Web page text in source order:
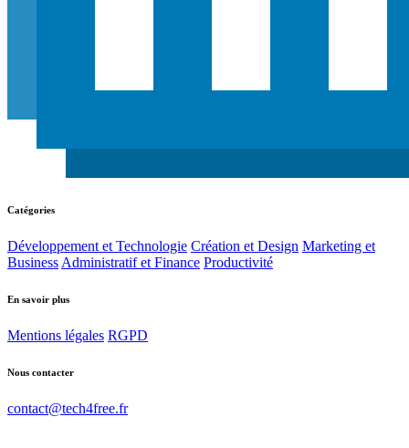
Catégories
Développement et Technologie Création et Design Marketing et
Business Administratif et Finance Productivité
En savoir plus
Mentions légales RGPD
Nous contacter
contact@tech4free.fr